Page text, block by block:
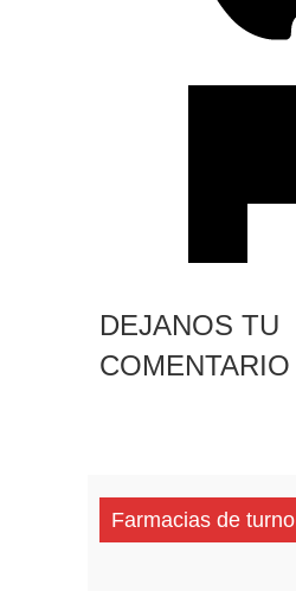
DEJANOS TU
COMENTARIO
Farmacias de turno